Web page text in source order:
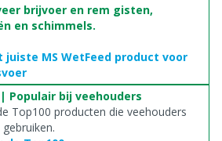
brijvoer en rem gisten,
en schimmels.
juiste MS WetFeed product voor
Populair bij veehouders
Top100 producten die veehouders